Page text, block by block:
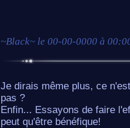
~Black~ le 00-00-0000 à
Je dirais même plus, ce
pas ?
Enfin... Essayons de faire
peut qu'être bénéfique!